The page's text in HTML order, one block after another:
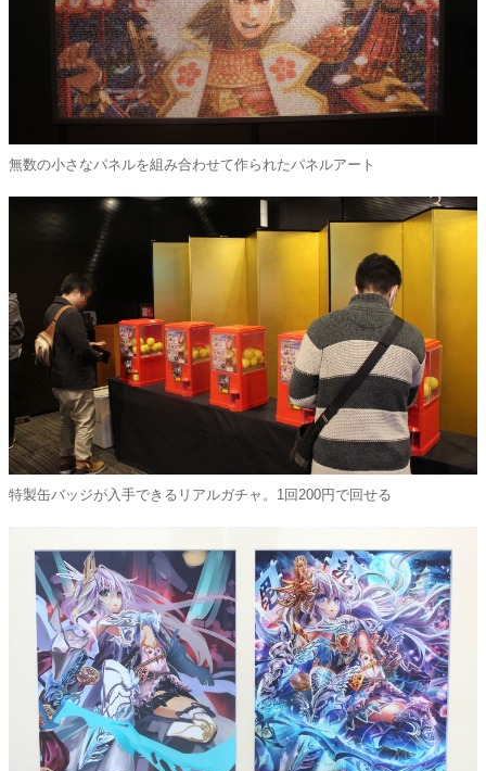
無数の小さなパネルを組み合わせて作られたパネルアート
特製缶バッジが入手できるリアルガチャ。1回200円で回せる